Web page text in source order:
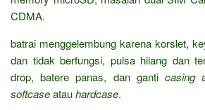
CDMA.
batrai menggelembung karena korslet,
dan tidak berfungsi, pulsa hilang dan
drop, batere panas, dan ganticasing
softcaseatauhardcase.